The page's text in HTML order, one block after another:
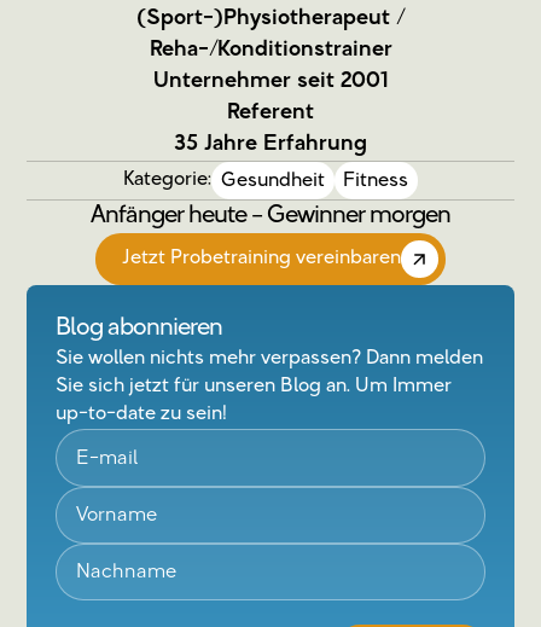
(Sport-)Physiotherapeut /
Reha-/Konditionstrainer
Unternehmer seit 2001
Referent
35 Jahre Erfahrung
Kategorie: Gesundheit Fitness
Anfänger heute – Gewinner morgen
Jetzt Probetraining vereinbaren
Blog abonnieren
Sie wollen nichts mehr verpassen? Dann melden
Sie sich jetzt für unseren Blog an. Um Immer
up-to-date zu sein!